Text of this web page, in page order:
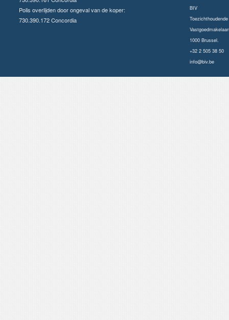
Polis overlijden door ongeval van de koper:
730.390.172 Concordia
BIV
1000 Brussel.
+32 2 505 38 50
info@biv.be